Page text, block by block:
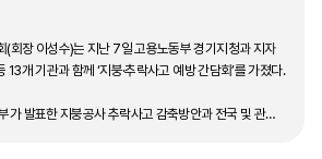
(회장 이성수)는 지난 7일 고용노동부 경기지청과 지자
13개 기관과 함께 ‘지붕·추락사고 예방 간담회’를 가졌다.
가 발표한 지붕공사 추락사고 감축방안과 전국 및 관내